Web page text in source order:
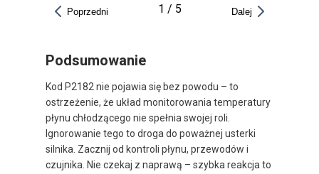
Poprzedni 1 / 5 Dalej
Podsumowanie
Kod P2182 nie pojawia się bez powodu – to
ostrzeżenie, że układ monitorowania temperatury
płynu chłodzącego nie spełnia swojej roli.
Ignorowanie tego to droga do poważnej usterki
silnika. Zacznij od kontroli płynu, przewodów i
czujnika. Nie czekaj z naprawą – szybka reakcja to